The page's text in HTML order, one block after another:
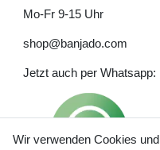
Mo-Fr 9-15 Uhr
shop@banjado.com
Jetzt auch per Whatsapp:
Wir verwenden Cookies